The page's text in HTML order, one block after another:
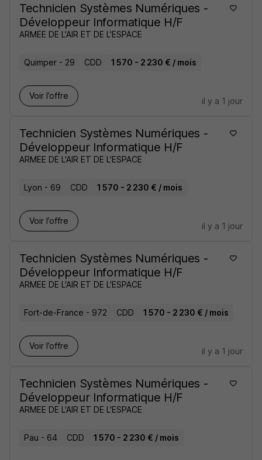
Technicien Systèmes Numériques -
Développeur Informatique H/F
ARMEE DE L'AIR ET DE L'ESPACE
Quimper - 29 CDD 1 570 - 2 230 € / mois
Voir l’offre
il y a 1 jour
Technicien Systèmes Numériques -
Développeur Informatique H/F
ARMEE DE L'AIR ET DE L'ESPACE
Lyon - 69 CDD 1 570 - 2 230 € / mois
Voir l’offre
il y a 1 jour
Technicien Systèmes Numériques -
Développeur Informatique H/F
ARMEE DE L'AIR ET DE L'ESPACE
Fort-de-France - 972 CDD 1 570 - 2 230 € / mois
Voir l’offre
il y a 1 jour
Technicien Systèmes Numériques -
Développeur Informatique H/F
ARMEE DE L'AIR ET DE L'ESPACE
Pau - 64 CDD 1 570 - 2 230 € / mois